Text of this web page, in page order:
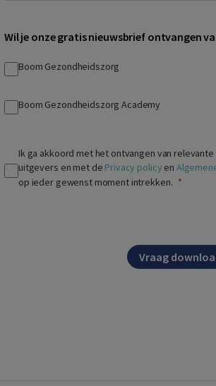
Wil je onze gratis nieuwsbrief ontvangen
Boom Gezondheidszorg
Boom Gezondheidszorg Academy
Ik ga akkoord met het ontvangen van
uitgevers en met de Privacy policy en
op ieder gewenst moment intrekken.
Vraag